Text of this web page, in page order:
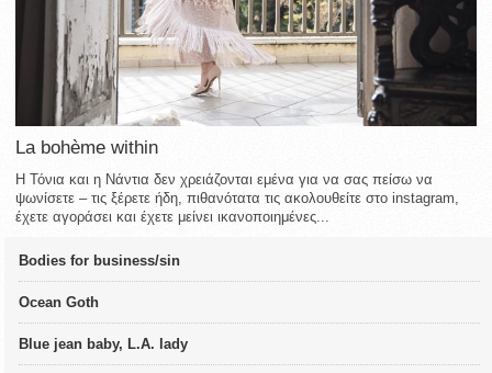
La bohème within
Η Τόνια και η Νάντια δεν χρειάζονται εμένα για να σας πείσω να
ψωνίσετε – τις ξέρετε ήδη, πιθανότατα τις ακολουθείτε στο instagram,
έχετε αγοράσει και έχετε μείνει ικανοποιημένες...
Bodies for business/sin
Ocean Goth
Blue jean baby, L.A. lady